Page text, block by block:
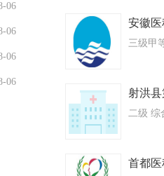
06
06
06
06
安徽
三级甲
射洪
二级 综
首都